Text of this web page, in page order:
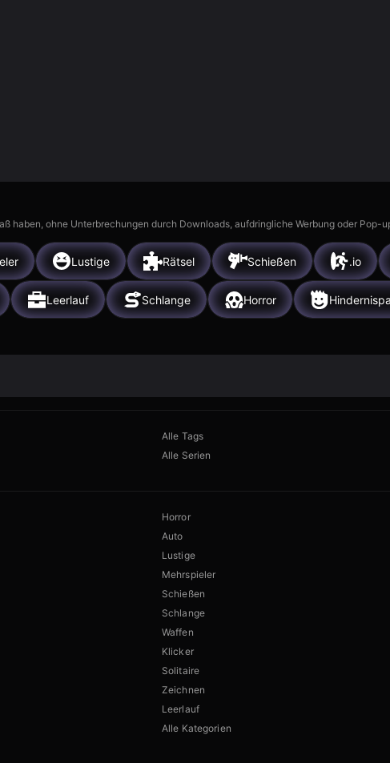
haben, ohne Unterbrechungen durch Downloads, aufdringliche Werbung oder Pop-
Lustige Rätsel Schießen .io
Leerlauf Schlange Horror
Alle Tags
Alle Serien
Horror
Auto
Lustige
Mehrspieler
Schießen
Schlange
Waffen
Klicker
Solitaire
Zeichnen
Leerlauf
Alle Kategorien